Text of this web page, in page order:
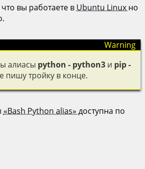
вы работаете в Ubuntu Linux но
алиасы python - python3и pip -
пишу тройку в конце.
«Bash Python alias» доступна по